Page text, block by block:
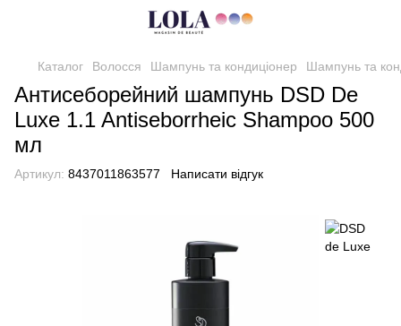
Каталог Волосся Шампунь та кондиціонер Шампунь та
Антисеборейний шампунь DSD De
Luxe 1.1 Antiseborrheic Shampoo 500
мл
Артикул: 8437011863577 Написати відгук